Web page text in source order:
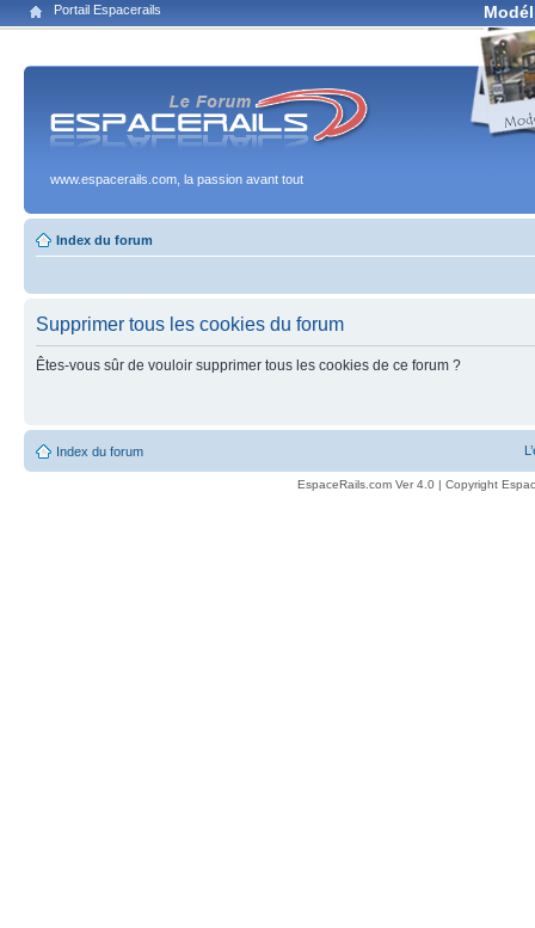
Portail Espacerails
www.espacerails.com, la passion avant tout
Index du forum
Supprimer tous les cookies du forum
Êtes-vous sûr de vouloir supprimer tous les cookies de ce forum ?
Index du forum
EspaceRails.com Ver 4.0 | Copyright